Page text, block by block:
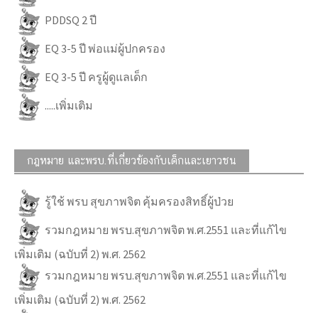
PDDSQ 2 ปี
EQ 3-5 ปี พ่อแม่ผู้ปกครอง
EQ 3-5 ปี ครูผู้ดูแลเด็ก
.....เพิ่มเติม
กฎหมาย และพรบ.ที่เกี่ยวข้องกับเด็กและเยาวชน
รู้ใช้ พรบ สุขภาพจิต คุ้มครองสิทธิ์ผู้ป่วย
รวมกฎหมาย พรบ.สุขภาพจิต พ.ศ.2551 และที่แก้ไข
เพิ่มเติม (ฉบับที่ 2) พ.ศ. 2562
รวมกฎหมาย พรบ.สุขภาพจิต พ.ศ.2551 และที่แก้ไข
เพิ่มเติม (ฉบับที่ 2) พ.ศ. 2562